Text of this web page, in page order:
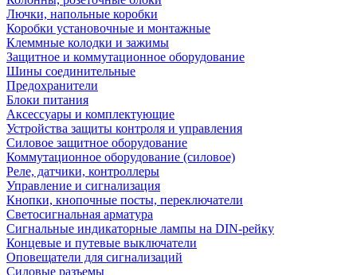
Лючки, напольные коробки
Коробки установочные и монтажные
Клеммные колодки и зажимы
Защитное и коммутационное оборудование
Шины соединительные
Предохранители
Блоки питания
Аксессуары и комплектующие
Устройства защиты контроля и управления
Силовое защитное оборудование
Коммутационное оборудование (силовое)
Реле, датчики, контроллеры
Управление и сигнализация
Кнопки, кнопочные посты, переключатели
Светосигнальная арматура
Сигнальные индикаторные лампы на DIN-рейку
Концевые и путевые выключатели
Оповещатели для сигнализаций
Силовые разъемы